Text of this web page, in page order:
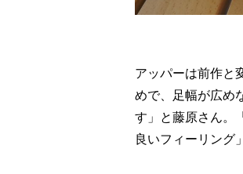
アッパーは前作と
めで、足幅が広め
す」と藤原さん。
良いフィーリング